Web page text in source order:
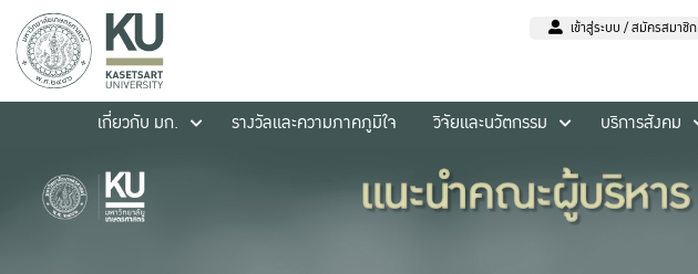
เข้าสู่ระบบ / สมัครสมาชิก
เกี่ยวกับ มก.
รางวัลและความภาคภูมิใจ วิจัยและนวัตกรรม บริการสังคม